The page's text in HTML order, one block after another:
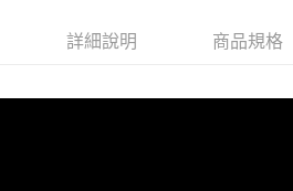
詳細說明 商品規格